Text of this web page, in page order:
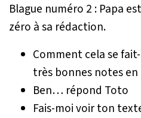
Blague numéro 2 : Papa
zéro à sa rédaction.
Comment cela se
très bonnes notes
Ben… répond Toto
Fais-moi voir ton